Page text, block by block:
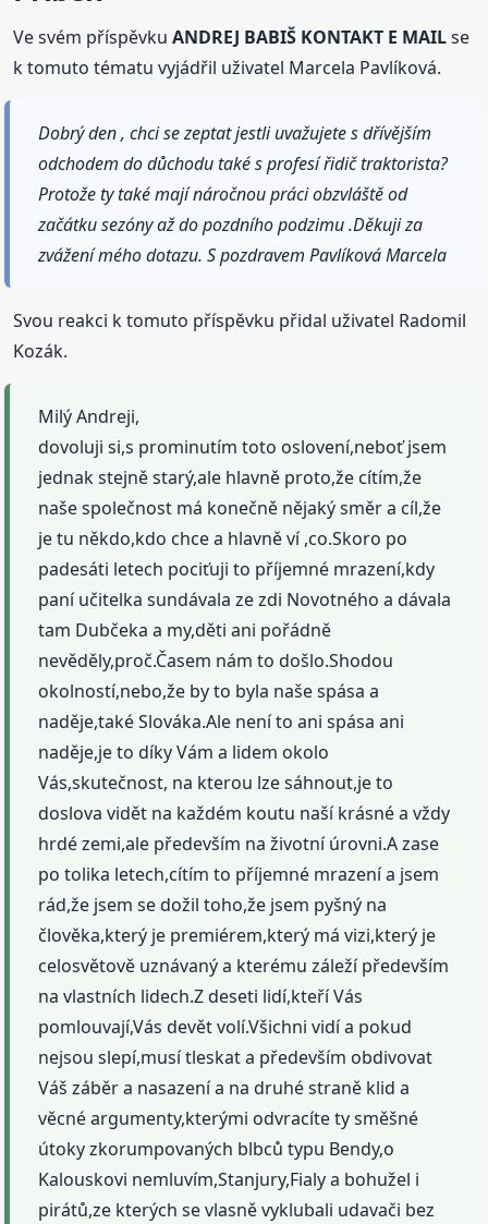
Ve svém příspěvkuANDREJ BABIŠ KONTAKT E MAILse
k tomuto tématu vyjádřil uživatel Marcela Pavlíková.
Dobrý den , chci se zeptat jestli uvažujete s dřívějším
odchodem do důchodu také s profesí řidič traktorista?
Protože ty také mají náročnou práci obzvláště od
začátku sezóny až do pozdního podzimu .Děkuji za
zvážení mého dotazu. S pozdravem Pavlíková Marcela
Svou reakci k tomuto příspěvku přidal uživatel Radomil
Kozák.
Milý Andreji,
dovoluji si,s prominutím toto oslovení,neboť jsem
jednak stejně starý,ale hlavně proto,že cítím,že
naše společnost má konečně nějaký směr a cíl,že
je tu někdo,kdo chce a hlavně ví ,co.Skoro po
padesáti letech pociťuji to příjemné mrazení,kdy
paní učitelka sundávala ze zdi Novotného a dávala
tam Dubčeka a my,děti ani pořádně
nevěděly,proč.Časem nám to došlo.Shodou
okolností,nebo,že by to byla naše spása a
naděje,také Slováka.Ale není to ani spása ani
naděje,je to díky Vám a lidem okolo
Vás,skutečnost, na kterou lze sáhnout,je to
doslova vidět na každém koutu naší krásné a vždy
hrdé zemi,ale především na životní úrovni.A zase
po tolika letech,cítím to příjemné mrazení a jsem
rád,že jsem se dožil toho,že jsem pyšný na
člověka,který je premiérem,který má vizi,který je
celosvětově uznávaný a kterému záleží především
na vlastních lidech.Z deseti lidí,kteří Vás
pomlouvají,Vás devět volí.Všichni vidí a pokud
nejsou slepí,musí tleskat a především obdivovat
Váš záběr a nasazení a na druhé straně klid a
věcné argumenty,kterými odvracíte ty směšné
útoky zkorumpovaných blbců typu Bendy,o
Kalouskovi nemluvím,Stanjury,Fialy a bohužel i
pirátů,ze kterých se vlasně vyklubali udavači bez